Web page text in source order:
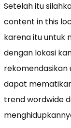
Setelah itu
content in this
karena itu untuk
dengan lokasi
rekomendasikan
dapat
trend wordwide